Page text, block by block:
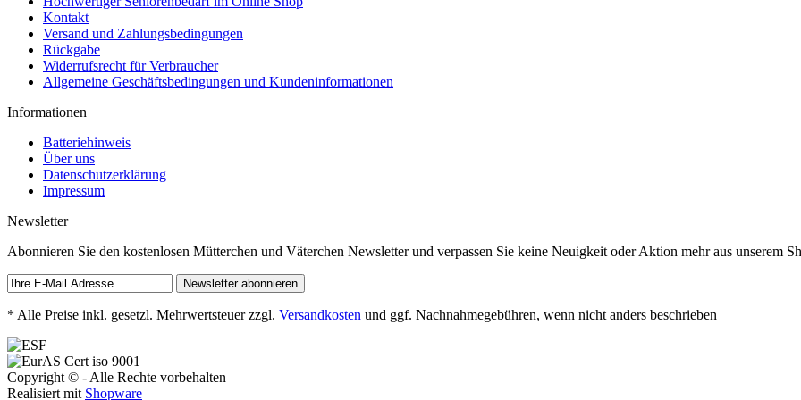
Kontakt
Versand und Zahlungsbedingungen
Rückgabe
Widerrufsrecht für Verbraucher
Allgemeine Geschäftsbedingungen und Kundeninformationen
Informationen
Batteriehinweis
Über uns
Datenschutzerklärung
Impressum
Newsletter
Abonnieren Sie den kostenlosen Mütterchen und Väterchen Newsletter und verpassen Sie keine Neuigkeit oder Aktion mehr aus unserem
* Alle Preise inkl. gesetzl. Mehrwertsteuer zzgl. Versandkosten und ggf. Nachnahmegebühren, wenn nicht anders beschrieben
Copyright © - Alle Rechte vorbehalten
Realisiert mit Shopware